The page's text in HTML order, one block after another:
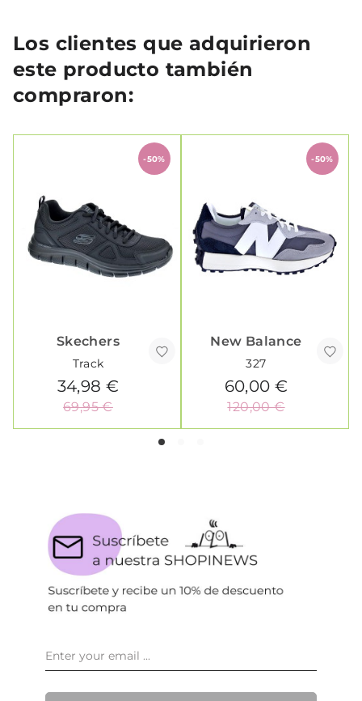
Los clientes que adquirieron
este producto también
compraron:
-50%
Skechers
Track
34,98 €
69,95 €
-50%
New Balance
327
60,00 €
120,00 €